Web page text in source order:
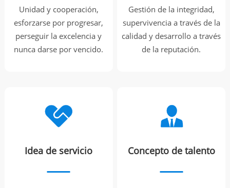
Unidad y cooperación,
esforzarse por progresar,
perseguir la excelencia y
nunca darse por vencido.
Gestión de la integridad,
supervivencia a través de la
calidad y desarrollo a través
de la reputación.
Idea de servicio Concepto de talento